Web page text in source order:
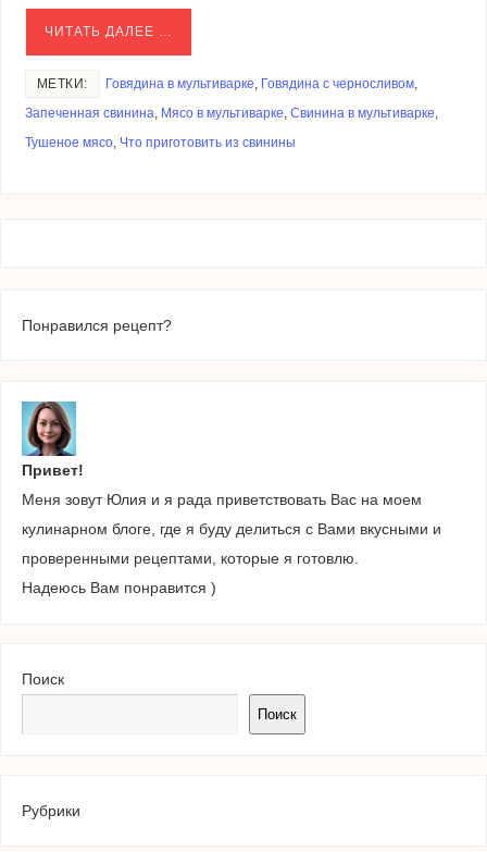
ЧИТАТЬ ДАЛЕЕ …
МЕТКИ: Говядина в мультиварке Говядина с черносливом,
Запеченная свинина Мясо в мультиварке Свинина в мультиварке
Тушеное мясо, Что приготовить из свинины
Понравился рецепт?
Привет!
Меня зовут Юлия и я рада приветствовать Вас на моем
кулинарном блоге, где я буду делиться с Вами вкусными и
проверенными рецептами, которые я готовлю.
Надеюсь Вам понравится )
Поиск
Поиск
Рубрики